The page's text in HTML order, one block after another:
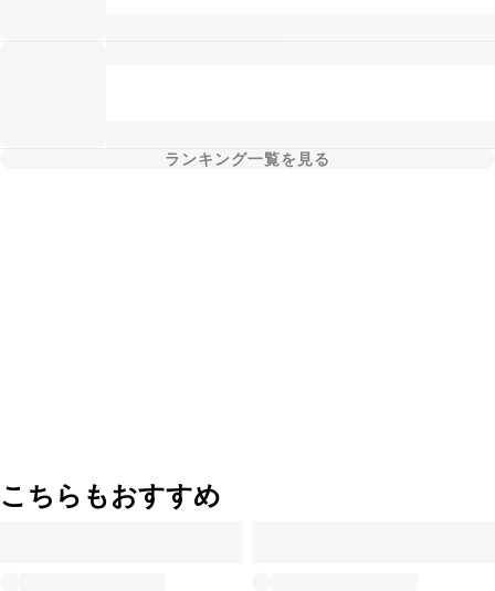
ランキング一覧を見る
こちらもおすすめ